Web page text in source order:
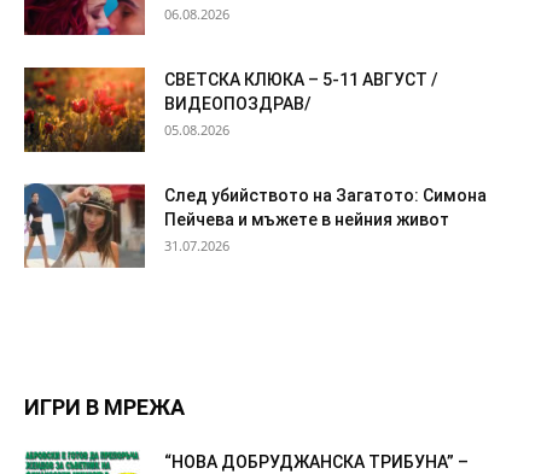
06.08.2026
СВЕТСКА КЛЮКА – 5-11 АВГУСТ /
ВИДЕОПОЗДРАВ/
05.08.2026
След убийството на Загатото: Симона
Пейчева и мъжете в нейния живот
31.07.2026
ИГРИ В МРЕЖА
“НОВА ДОБРУДЖАНСКА ТРИБУНА” –